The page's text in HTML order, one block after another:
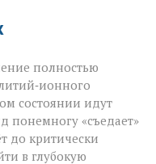
полностью
состоянии идут
понемногу «съедает»
до критически
в глубокую